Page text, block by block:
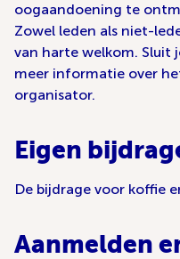
oogaandoening te
Zowel leden als niet-
van harte welkom. Sluit
meer informatie over
organisator.
Eigen
De bijdrage voor koffie
Aanmelden